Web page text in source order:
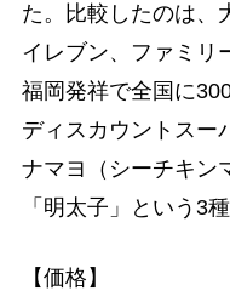
た。比較したのは、
イレブン、ファミリ
福岡発祥で全国に
ディスカウントスー
ナマヨ（シーチキン
「明太子」という3
【価格】